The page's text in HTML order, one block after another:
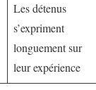
Les détenus
s’expriment
longuement sur
leur expérience